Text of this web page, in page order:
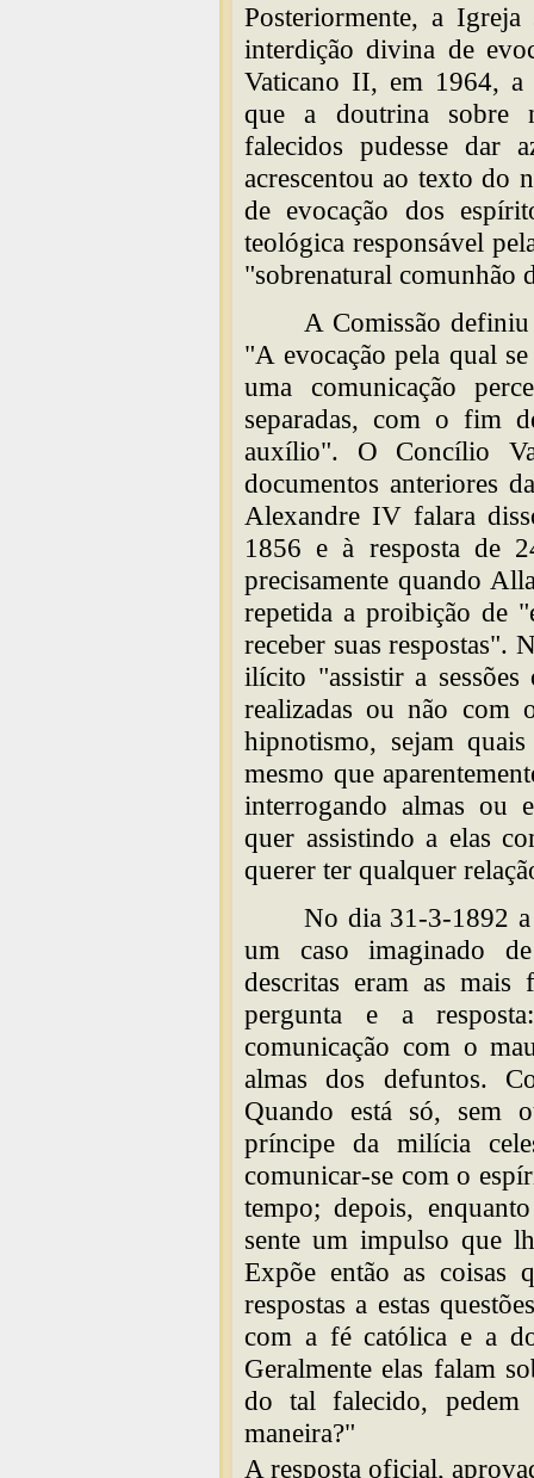
Posteriormente, a
interdição divina de
Vaticano II, em 1964, a
que a doutrina sobre
falecidos pudesse dar
acrescentou ao texto do
de evocação dos
teológica responsável
"sobrenatural comunhão
A Comissão
"A evocação pela qual
uma comunicação
separadas, com o fim
auxílio". O Concílio
documentos anteriores
Alexandre IV falara
1856 e à resposta de
precisamente quando
repetida a proibição de
receber suas respostas".
ilícito "assistir a sessões
realizadas ou não
hipnotismo, sejam
mesmo que
interrogando almas ou
quer assistindo a elas
querer ter qualquer
No dia 31-3-1892
um caso imaginado
descritas eram as mais
pergunta e a
comunicação com o
almas dos defuntos.
Quando está só, sem
príncipe da milícia
comunicar-se com o
tempo; depois,
sente um impulso que
Expõe então as coisas
respostas a estas
com a fé católica e a
Geralmente elas falam
do tal falecido, pedem
maneira?"
A resposta oficial,